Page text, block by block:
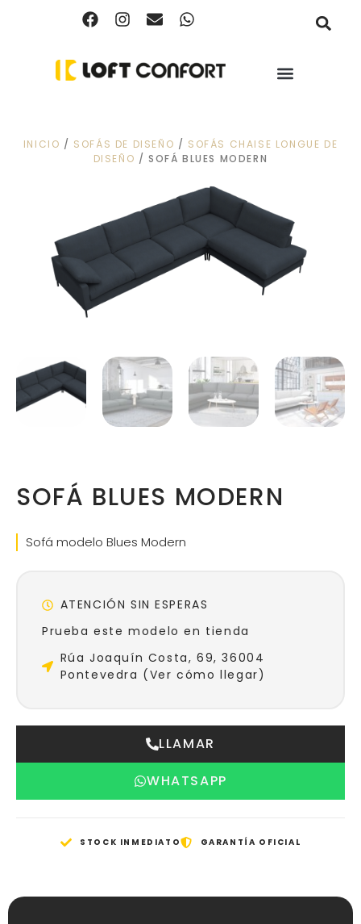
INICIO / SOFÁS DE DISEÑO / SOFÁS CHAISE LONGUE DE
DISEÑO / SOFÁ BLUES MODERN
SOFÁ BLUES MODERN
Sofá modelo Blues Modern
ATENCIÓN SIN ESPERAS
Prueba este modelo en tienda
Rúa Joaquín Costa, 69, 36004
Pontevedra (Ver cómo llegar)
LLAMAR
WHATSAPP
STOCK INMEDIATO GARANTÍA OFICIAL